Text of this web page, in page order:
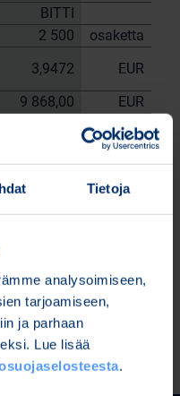
Tietoja
analysoimiseen,
tarjoamiseen,
ja parhaan
Lue lisää
.
BITTI
2 500
osaketta
3,9472
EUR
9 868,00
EUR
972 kpl.